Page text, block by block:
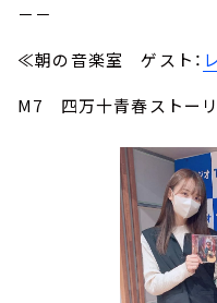
－－
≪朝の音楽室 ゲスト：
M7 四万十青春スト